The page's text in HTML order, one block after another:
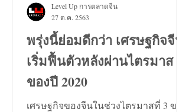
พรุ่งนี้ย่อมดีกว่า เศรษฐกิจจีน
เริ่มฟื้นตัวหลังผ่านไตรมาส 3
ของปี 2020
เศรษฐกิจของจีนในช่วงไตรมาสที่ 3 ของ
Level Up การตลาดจีน
27 ต.ค. 2563